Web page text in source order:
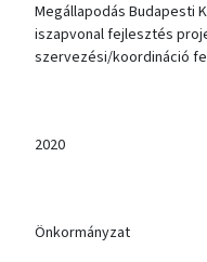
Megállapodás Budapesti
iszapvonal fejlesztés
szervezési/koordináció
2020
Önkormányzat